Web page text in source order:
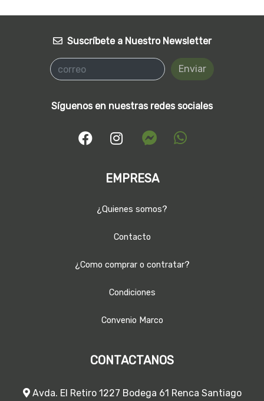
Suscríbete a Nuestro Newsletter
Enviar
Síguenos en nuestras redes sociales
EMPRESA
¿Quienes somos?
Contacto
¿Como comprar o contratar?
Condiciones
Convenio Marco
CONTACTANOS
Avda. El Retiro 1227 Bodega 61 Renca Santiago